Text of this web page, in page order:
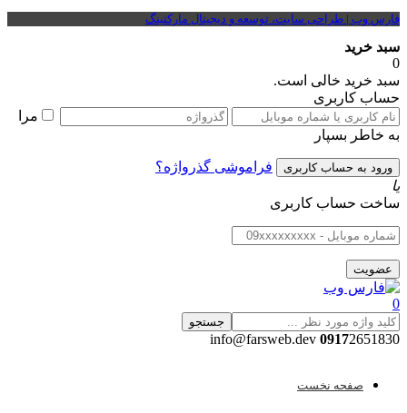
فارس وب | طراحی سایت، توسعه و دیجیتال مارکتینگ
سبد خرید
0
سبد خرید خالی است.
حساب کاربری
مرا
به خاطر بسپار
فراموشی گذرواژه؟
یا
ساخت حساب کاربری
0
جستجو
09172651830 info@farsweb.dev
صفحه نخست